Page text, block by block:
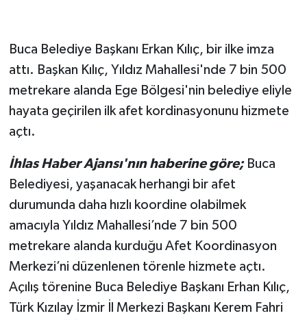
Buca Belediye Başkanı Erkan Kılıç, bir ilke imza
attı. Başkan Kılıç, Yıldız Mahallesi'nde 7 bin 500
metrekare alanda Ege Bölgesi'nin belediye eliyle
hayata geçirilen ilk afet kordinasyonunu hizmete
açtı.
İhlas Haber Ajansı'nın haberine göre; Buca
Belediyesi, yaşanacak herhangi bir afet
durumunda daha hızlı koordine olabilmek
amacıyla Yıldız Mahallesi’nde 7 bin 500
metrekare alanda kurduğu Afet Koordinasyon
Merkezi’ni düzenlenen törenle hizmete açtı.
Açılış törenine Buca Belediye Başkanı Erhan Kılıç,
Türk Kızılay İzmir İl Merkezi Başkanı Kerem Fahri